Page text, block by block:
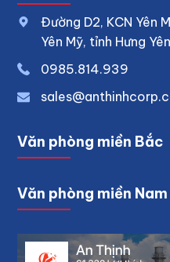
Đường D2, KCN Yên
Yên Mỹ, tỉnh Hưng Yên
0985.814.939
Văn phòng miền Bắc
Văn phòng miền Nam